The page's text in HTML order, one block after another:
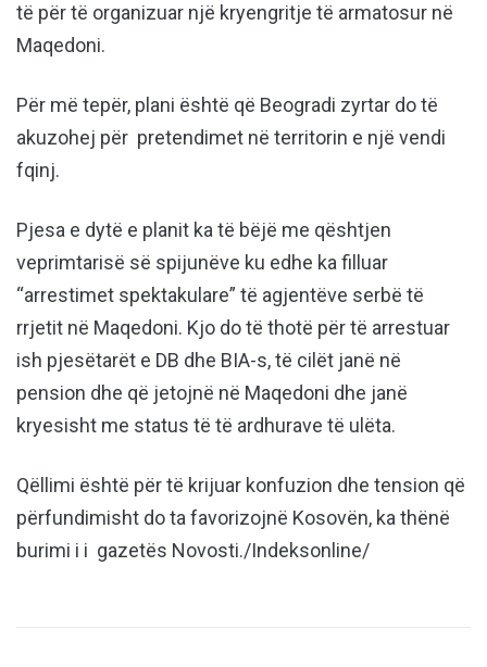
të për të organizuar një kryengritje të armatosur në
Maqedoni.
Për më tepër, plani është që Beogradi zyrtar do të
akuzohej për pretendimet në territorin e një vendi
fqinj.
Pjesa e dytë e planit ka të bëjë me qështjen
veprimtarisë së spijunëve ku edhe ka filluar
“arrestimet spektakulare” të agjentëve serbë të
rrjetit në Maqedoni. Kjo do të thotë për të arrestuar
ish pjesëtarët e DB dhe BIA-s, të cilët janë në
pension dhe që jetojnë në Maqedoni dhe janë
kryesisht me status të të ardhurave të ulëta.
Qëllimi është për të krijuar konfuzion dhe tension që
përfundimisht do ta favorizojnë Kosovën, ka thënë
burimi i i gazetës Novosti./Indeksonline/